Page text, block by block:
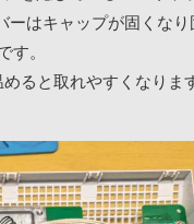
ーはキャップが固くなり
す。
ると取れやすくなりま